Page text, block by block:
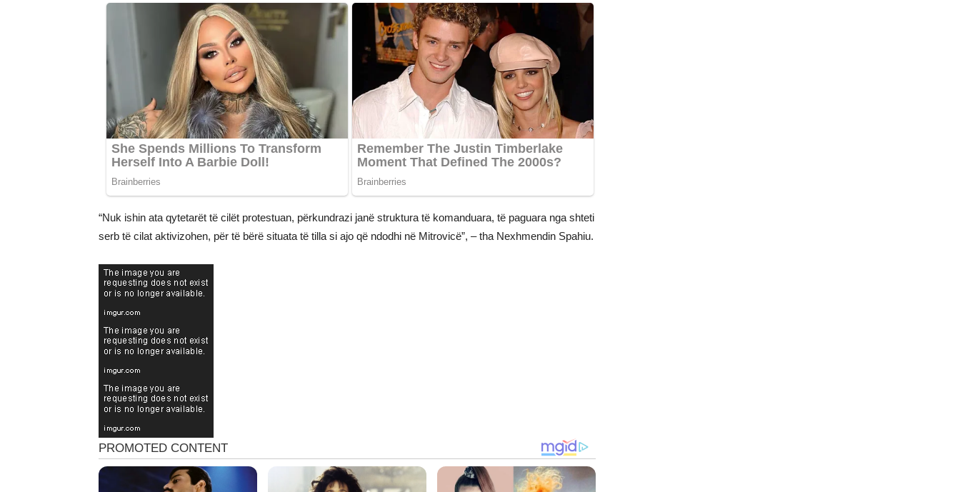
“Nuk ishin ata qytetarët të cilët protestuan, përkundrazi janë struktura të komanduara, të paguara nga shteti
serb të cilat aktivizohen, për të bërë situata të tilla si ajo që ndodhi në Mitrovicë”, – tha Nexhmendin Spahiu.